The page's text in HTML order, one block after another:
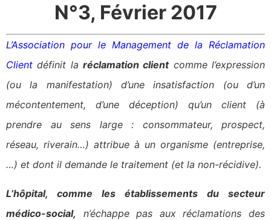
N°3, Février 2017
L’Association pour le Management de la Réclamation
Client définit la réclamation clientcomme l’expression
(ou la manifestation) d’une insatisfaction (ou d’un
mécontentement, d’une déception) qu’un client (à
prendre au sens large : consommateur, prospect,
réseau, riverain…) attribue à un organisme (entreprise,
…) et dont il demande le traitement (et la non-récidive).
L’hôpital, comme les établissements du secteur
médico-social, n’échappe pas aux réclamations des